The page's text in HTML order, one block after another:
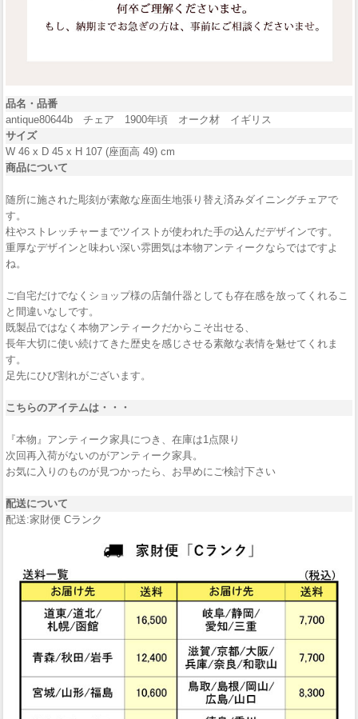
品名・品番
antique80644b チェア 1900年頃 オーク材 イギリス
サイズ
W 46 x D 45 x H 107 (座面高 49) cm
商品について
随所に施された彫刻が素敵な座面生地張り替え済みダイニングチェアで
す。
柱やストレッチャーまでツイストが使われた手の込んだデザインです。
重厚なデザインと味わい深い雰囲気は本物アンティークならではですよ
ね。
ご自宅だけでなくショップ様の店舗什器としても存在感を放ってくれるこ
と間違いなしです。
既製品ではなく本物アンティークだからこそ出せる、
長年大切に使い続けてきた歴史を感じさせる素敵な表情を魅せてくれま
す。
足先にひび割れがございます。
こちらのアイテムは・・・
『本物』アンティーク家具につき、在庫は1点限り
次回再入荷がないのがアンティーク家具。
お気に入りのものが見つかったら、お早めにご検討下さい
配送について
配送:家財便 Cランク